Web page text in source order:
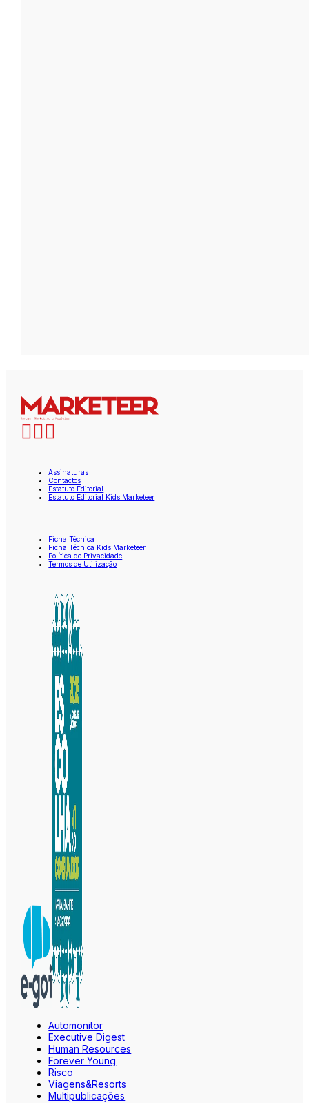
Assinaturas
Contactos
Estatuto Editorial
Estatuto Editorial Kids Marketeer
Ficha Técnica
Ficha Técnica Kids Marketeer
Política de Privacidade
Termos de Utilização
Automonitor
Executive Digest
Human Resources
Forever Young
Risco
Viagens&Resorts
Multipublicações